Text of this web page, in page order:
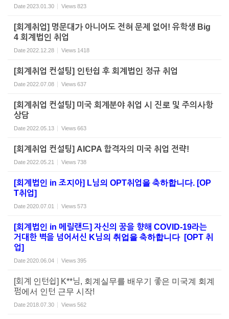
Date2023.01.30 Views 823
[회계취업] 명문대가 아니어도 전혀 문제 없어! 유학생 Big
4 회계법인 취업
Date2022.12.28 Views 1418
[회계취업 컨설팅] 인턴쉽 후 회계법인 정규 취업
Date2022.07.08 Views 637
[회계취업 컨설팅] 미국 회계분야 취업 시 진로 및 주의사항
상담
Date2022.05.13 Views 663
[회계취업 컨설팅] AICPA 합격자의 미국 취업 전략!
Date2022.05.21 Views 738
[회계법인 in 조지아] L님의 OPT취업을 축하합니다. [OP
T취업]
Date2020.07.01 Views 573
[회계법인 in 메릴랜드] 자신의 꿈을 향해 COVID-19라는
거대한 벽을 넘어서신 K님의 취업을 축하합니다 [OPT 취
업]
Date2020.06.04 Views 395
[회계 인턴쉽] K**님, 회계실무를 배우기 좋은 미국계 회계
펌에서 인턴 근무 시작!
Date2018.07.30 Views 562